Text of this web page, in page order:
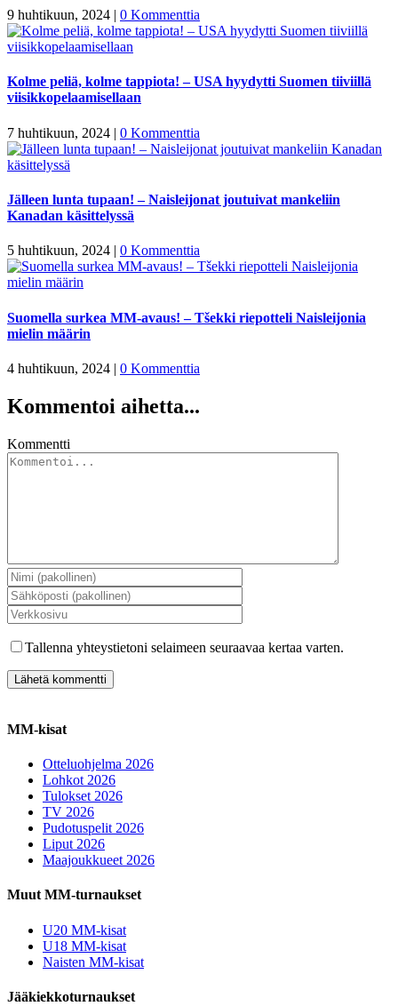
9 huhtikuun, 2024 | 0 Kommenttia
Kolme peliä, kolme tappiota! – USA hyydytti Suomen tiiviillä
viisikkopelaamisellaan
7 huhtikuun, 2024 | 0 Kommenttia
Jälleen lunta tupaan! – Naisleijonat joutuivat mankeliin
Kanadan käsittelyssä
5 huhtikuun, 2024 | 0 Kommenttia
Suomella surkea MM-avaus! – Tšekki riepotteli Naisleijonia
mielin määrin
4 huhtikuun, 2024 | 0 Kommenttia
Kommentoi aihetta...
Kommentti
Tallenna yhteystietoni selaimeen seuraavaa kertaa varten.
MM-kisat
Otteluohjelma 2026
Lohkot 2026
Tulokset 2026
TV 2026
Pudotuspelit 2026
Liput 2026
Maajoukkueet 2026
Muut MM-turnaukset
U20 MM-kisat
U18 MM-kisat
Naisten MM-kisat
Jääkiekkoturnaukset